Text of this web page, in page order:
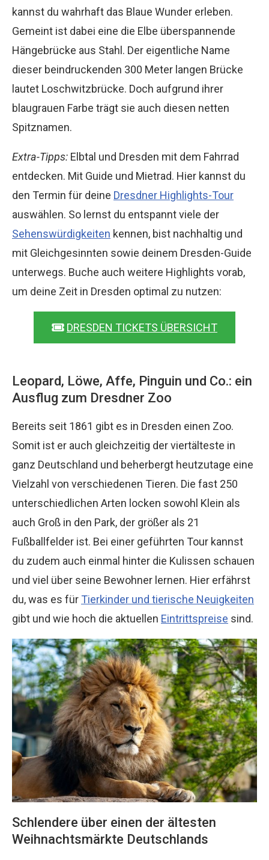
kannst du wahrhaft das Blaue Wunder erleben.
Gemeint ist dabei eine die Elbe überspannende
Hängebrücke aus Stahl. Der eigentliche Name
dieser beindruckenden 300 Meter langen Brücke
lautet Loschwitzbrücke. Doch aufgrund ihrer
blaugrauen Farbe trägt sie auch diesen netten
Spitznamen.
Extra-Tipps: Elbtal und Dresden mit dem Fahrrad
entdecken. Mit Guide und Mietrad. Hier kannst du
den Termin für deine Dresdner Highlights-Tour
auswählen. So lernst du entspannt viele der
Sehenswürdigkeiten kennen, bist nachhaltig und
mit Gleichgesinnten sowie deinem Dresden-Guide
unterwegs. Buche auch weitere Highlights vorab,
um deine Zeit in Dresden optimal zu nutzen:
DRESDEN TICKETS ÜBERSICHT
Leopard, Löwe, Affe, Pinguin und Co.: ein
Ausflug zum Dresdner Zoo
Bereits seit 1861 gibt es in Dresden einen Zoo.
Somit ist er auch gleichzeitig der viertälteste in
ganz Deutschland und beherbergt heutzutage eine
Vielzahl von verschiedenen Tieren. Die fast 250
unterschiedlichen Arten locken sowohl Klein als
auch Groß in den Park, der größer als 21
Fußballfelder ist. Bei einer geführten Tour kannst
du zudem auch einmal hinter die Kulissen schauen
und viel über seine Bewohner lernen. Hier erfährst
du, was es für Tierkinder und tierische Neuigkeiten
gibt und wie hoch die aktuellen Eintrittspreise sind.
Schlendere über einen der ältesten
Weihnachtsmärkte Deutschlands